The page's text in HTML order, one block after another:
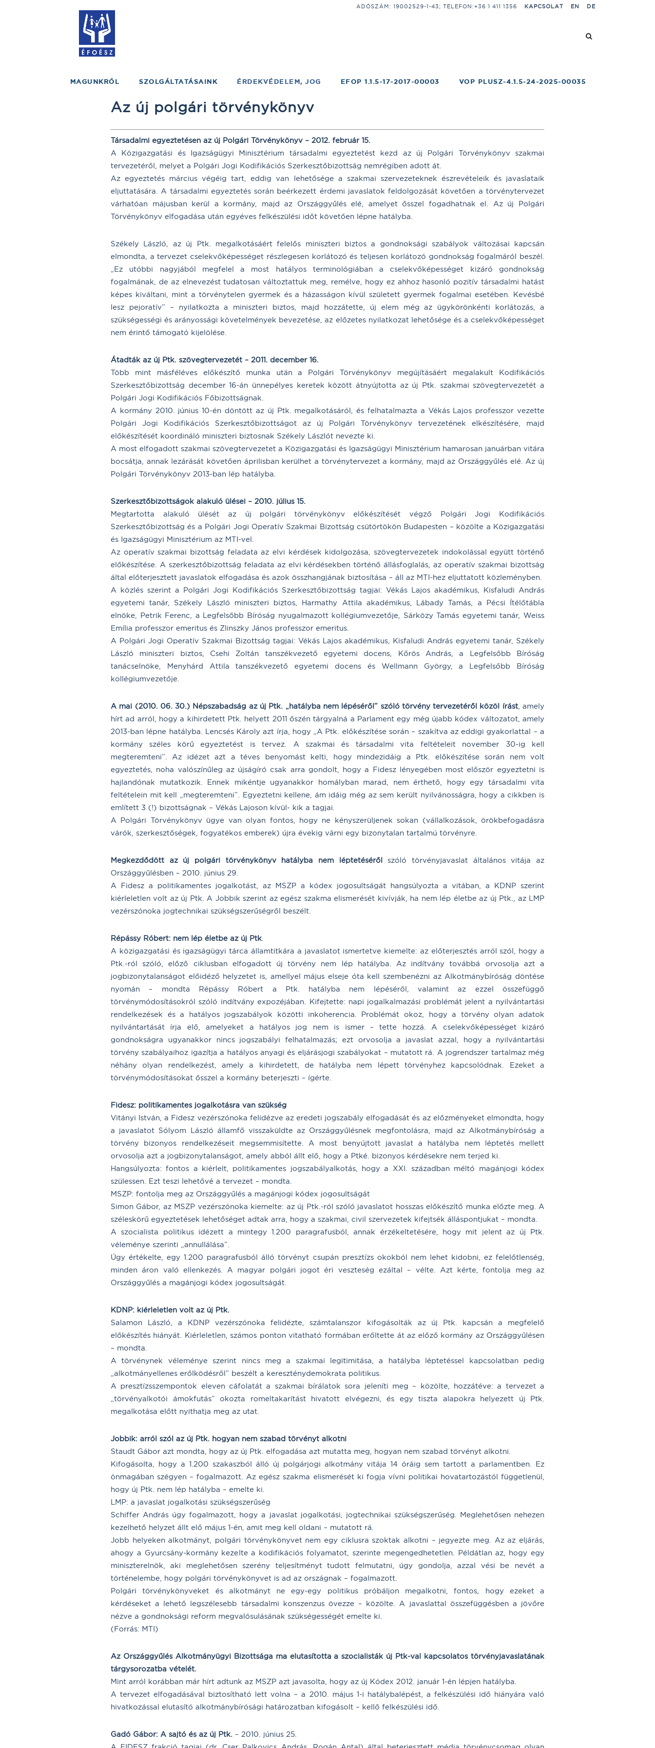
ADÓSZÁM: 19002529-1-43; TELEFON:+36 1 411 1356 KAPCSOLAT EN DE
MAGUNKRÓL SZOLGÁLTATÁSAINK ÉRDEKVÉDELEM, JOG EFOP 1.1.5-17-2017-00003 VOP PLUSZ-4.1.5-24-2025-00035
Az új polgári törvénykönyv
Társadalmi egyeztetésen az új Polgári Törvénykönyv – 2012. február 15.
A Közigazgatási és Igazságügyi Minisztérium társadalmi egyeztetést kezd az új Polgári Törvénykönyv szakmai
tervezetéről, melyet a Polgári Jogi Kodifikációs Szerkesztőbizottság nemrégiben adott át.
Az egyeztetés március végéig tart, eddig van lehetősége a szakmai szervezeteknek észrevételeik és javaslataik
eljuttatására. A társadalmi egyeztetés során beérkezett érdemi javaslatok feldolgozását követően a törvénytervezet
várhatóan májusban kerül a kormány, majd az Országgyűlés elé, amelyet ősszel fogadhatnak el. Az új Polgári
Törvénykönyv elfogadása után egyéves felkészülési időt követően lépne hatályba.
Székely László, az új Ptk. megalkotásáért felelős miniszteri biztos a gondnoksági szabályok változásai kapcsán
elmondta, a tervezet cselekvőképességet részlegesen korlátozó és teljesen korlátozó gondnokság fogalmáról beszél.
„Ez utóbbi nagyjából megfelel a most hatályos terminológiában a cselekvőképességet kizáró gondnokság
fogalmának, de az elnevezést tudatosan változtattuk meg, remélve, hogy ez ahhoz hasonló pozitív társadalmi hatást
képes kiváltani, mint a törvénytelen gyermek és a házasságon kívül született gyermek fogalmai esetében. Kevésbé
lesz pejoratív” – nyilatkozta a miniszteri biztos, majd hozzátette, új elem még az ügykörönkénti korlátozás, a
szükségességi és arányossági követelmények bevezetése, az előzetes nyilatkozat lehetősége és a cselekvőképességet
nem érintő támogató kijelölése.
Átadták az új Ptk. szövegtervezetét – 2011. december 16.
Több mint másféléves előkészítő munka után a Polgári Törvénykönyv megújításáért megalakult Kodifikációs
Szerkesztőbizottság december 16-án ünnepélyes keretek között átnyújtotta az új Ptk. szakmai szövegtervezetét a
Polgári Jogi Kodifikációs Főbizottságnak.
A kormány 2010. június 10-én döntött az új Ptk. megalkotásáról, és felhatalmazta a Vékás Lajos professzor vezette
Polgári Jogi Kodifikációs Szerkesztőbizottságot az új Polgári Törvénykönyv tervezetének elkészítésére, majd
előkészítését koordináló miniszteri biztosnak Székely Lászlót nevezte ki.
A most elfogadott szakmai szövegtervezetet a Közigazgatási és Igazságügyi Minisztérium hamarosan januárban vitára
bocsátja, annak lezárását követően áprilisban kerülhet a törvénytervezet a kormány, majd az Országgyűlés elé. Az új
Polgári Törvénykönyv 2013-ban lép hatályba.
Szerkesztőbizottságok alakuló ülései – 2010. július 15.
Megtartotta alakuló ülését az új polgári törvénykönyv előkészítését végző Polgári Jogi Kodifikációs
Szerkesztőbizottság és a Polgári Jogi Operatív Szakmai Bizottság csütörtökön Budapesten – közölte a Közigazgatási
és Igazságügyi Minisztérium az MTI-vel.
Az operatív szakmai bizottság feladata az elvi kérdések kidolgozása, szövegtervezetek indokolással együtt történő
előkészítése. A szerkesztőbizottság feladata az elvi kérdésekben történő állásfoglalás, az operatív szakmai bizottság
által előterjesztett javaslatok elfogadása és azok összhangjának biztosítása – áll az MTI-hez eljuttatott közleményben.
A közlés szerint a Polgári Jogi Kodifikációs Szerkesztőbizottság tagjai: Vékás Lajos akadémikus, Kisfaludi András
egyetemi tanár, Székely László miniszteri biztos, Harmathy Attila akadémikus, Lábady Tamás, a Pécsi Ítélőtábla
elnöke, Petrik Ferenc, a Legfelsőbb Bíróság nyugalmazott kollégiumvezetője, Sárközy Tamás egyetemi tanár, Weiss
Emília professzor emeritus és Zlinszky János professzor emeritus.
A Polgári Jogi Operatív Szakmai Bizottság tagjai: Vékás Lajos akadémikus, Kisfaludi András egyetemi tanár, Székely
László miniszteri biztos, Csehi Zoltán tanszékvezető egyetemi docens, Kőrös András, a Legfelsőbb Bíróság
tanácselnöke, Menyhárd Attila tanszékvezető egyetemi docens és Wellmann György, a Legfelsőbb Bíróság
kollégiumvezetője.
A mai (2010. 06. 30.) Népszabadság az új Ptk. „hatályba nem lépéséről” szóló törvény tervezetéről közöl írást, amely
hírt ad arról, hogy a kihirdetett Ptk. helyett 2011 őszén tárgyalná a Parlament egy még újabb kódex változatot, amely
2013-ban lépne hatályba. Lencsés Károly azt írja, hogy „A Ptk. előkészítése során – szakítva az eddigi gyakorlattal – a
kormány széles körű egyeztetést is tervez. A szakmai és társadalmi vita feltételeit november 30-ig kell
megteremteni”. Az idézet azt a téves benyomást kelti, hogy mindezidáig a Ptk. előkészítése során nem volt
egyeztetés, noha valószínűleg az újságíró csak arra gondolt, hogy a Fidesz lényegében most először egyeztetni is
hajlandónak mutatkozik. Ennek mikéntje ugyanakkor homályban marad, nem érthető, hogy egy társadalmi vita
feltételein mit kell „megteremteni”. Egyeztetni kellene, ám idáig még az sem került nyilvánosságra, hogy a cikkben is
említett 3 (!) bizottságnak – Vékás Lajoson kívül- kik a tagjai.
A Polgári Törvénykönyv ügye van olyan fontos, hogy ne kényszerüljenek sokan (vállalkozások, örökbefogadásra
várók, szerkesztőségek, fogyatékos emberek) újra évekig várni egy bizonytalan tartalmú törvényre.
Megkezdődött az új polgári törvénykönyv hatályba nem léptetésérőlszóló törvényjavaslat általános vitája az
Országgyűlésben – 2010. június 29.
A Fidesz a politikamentes jogalkotást, az MSZP a kódex jogosultságát hangsúlyozta a vitában, a KDNP szerint
kiérleletlen volt az új Ptk. A Jobbik szerint az egész szakma elismerését kivívják, ha nem lép életbe az új Ptk., az LMP
vezérszónoka jogtechnikai szükségszerűségről beszélt.
Répássy Róbert: nem lép életbe az új Ptk
A közigazgatási és igazságügyi tárca államtitkára a javaslatot ismertetve kiemelte: az előterjesztés arról szól, hogy a
Ptk.-ról szóló, előző ciklusban elfogadott új törvény nem lép hatályba. Az indítvány továbbá orvosolja azt a
jogbizonytalanságot előidéző helyzetet is, amellyel május elseje óta kell szembenézni az Alkotmánybíróság döntése
nyomán – mondta Répássy Róbert a Ptk. hatályba nem lépéséről, valamint az ezzel összefüggő
törvénymódosításokról szóló indítvány expozéjában. Kifejtette: napi jogalkalmazási problémát jelent a nyilvántartási
rendelkezések és a hatályos jogszabályok közötti inkoherencia. Problémát okoz, hogy a törvény olyan adatok
nyilvántartását írja elő, amelyeket a hatályos jog nem is ismer – tette hozzá. A cselekvőképességet kizáró
gondnokságra ugyanakkor nincs jogszabályi felhatalmazás; ezt orvosolja a javaslat azzal, hogy a nyilvántartási
törvény szabályaihoz igazítja a hatályos anyagi és eljárásjogi szabályokat – mutatott rá. A jogrendszer tartalmaz még
néhány olyan rendelkezést, amely a kihirdetett, de hatályba nem lépett törvényhez kapcsolódnak. Ezeket a
törvénymódosításokat ősszel a kormány beterjeszti – ígérte.
Fidesz: politikamentes jogalkotásra van szükség
Vitányi István, a Fidesz vezérszónoka felidézve az eredeti jogszabály elfogadását és az előzményeket elmondta, hogy
a javaslatot Sólyom László államfő visszaküldte az Országgyűlésnek megfontolásra, majd az Alkotmánybíróság a
törvény bizonyos rendelkezéseit megsemmisítette. A most benyújtott javaslat a hatályba nem léptetés mellett
orvosolja azt a jogbizonytalanságot, amely abból állt elő, hogy a Ptké. bizonyos kérdésekre nem terjed ki.
Hangsúlyozta: fontos a kiérlelt, politikamentes jogszabályalkotás, hogy a XXI. században méltó magánjogi kódex
szülessen. Ezt teszi lehetővé a tervezet – mondta.
MSZP: fontolja meg az Országgyűlés a magánjogi kódex jogosultságát
Simon Gábor, az MSZP vezérszónoka kiemelte: az új Ptk.-ról szóló javaslatot hosszas előkészítő munka előzte meg. A
széleskörű egyeztetések lehetőséget adtak arra, hogy a szakmai, civil szervezetek kifejtsék álláspontjukat – mondta.
A szocialista politikus idézett a mintegy 1.200 paragrafusból, annak érzékeltetésére, hogy mit jelent az új Ptk.
véleménye szerinti „annullálása”.
Úgy értékelte, egy 1.200 paragrafusból álló törvényt csupán presztízs okokból nem lehet kidobni, ez felelőtlenség,
minden áron való ellenkezés. A magyar polgári jogot éri veszteség ezáltal – vélte. Azt kérte, fontolja meg az
Országgyűlés a magánjogi kódex jogosultságát.
KDNP: kiérleletlen volt az új Ptk.
Salamon László, a KDNP vezérszónoka felidézte, számtalanszor kifogásolták az új Ptk. kapcsán a megfelelő
előkészítés hiányát. Kiérleletlen, számos ponton vitatható formában erőltette át az előző kormány az Országgyűlésen
– mondta.
A törvénynek véleménye szerint nincs meg a szakmai legitimitása, a hatályba léptetéssel kapcsolatban pedig
„alkotmányellenes erőlködésről” beszélt a kereszténydemokrata politikus.
A presztízsszempontok eleven cáfolatát a szakmai bírálatok sora jeleníti meg – közölte, hozzátéve: a tervezet a
„törvényalkotói ámokfutás” okozta romeltakarítást hivatott elvégezni, és egy tiszta alapokra helyezett új Ptk.
megalkotása előtt nyithatja meg az utat.
Jobbik: arról szól az új Ptk. hogyan nem szabad törvényt alkotni
Staudt Gábor azt mondta, hogy az új Ptk. elfogadása azt mutatta meg, hogyan nem szabad törvényt alkotni.
Kifogásolta, hogy a 1.200 szakaszból álló új polgárjogi alkotmány vitája 14 óráig sem tartott a parlamentben. Ez
önmagában szégyen – fogalmazott. Az egész szakma elismerését ki fogja vívni politikai hovatartozástól függetlenül,
hogy új Ptk. nem lép hatályba – emelte ki.
LMP: a javaslat jogalkotási szükségszerűség
Schiffer András úgy fogalmazott, hogy a javaslat jogalkotási, jogtechnikai szükségszerűség. Meglehetősen nehezen
kezelhető helyzet állt elő május 1-én, amit meg kell oldani – mutatott rá.
Jobb helyeken alkotmányt, polgári törvénykönyvet nem egy ciklusra szoktak alkotni – jegyezte meg. Az az eljárás,
ahogy a Gyurcsány-kormány kezelte a kodifikációs folyamatot, szerinte megengedhetetlen. Példátlan az, hogy egy
miniszterelnök, aki meglehetősen szerény teljesítményt tudott felmutatni, úgy gondolja, azzal vési be nevét a
történelembe, hogy polgári törvénykönyvet is ad az országnak – fogalmazott.
Polgári törvénykönyveket és alkotmányt ne egy-egy politikus próbáljon megalkotni, fontos, hogy ezeket a
kérdéseket a lehető legszélesebb társadalmi konszenzus övezze – közölte. A javaslattal összefüggésben a jövőre
nézve a gondnoksági reform megvalósulásának szükségességét emelte ki.
(Forrás: MTI)
Az Országgyűlés Alkotmányügyi Bizottsága ma elutasította a szocialisták új Ptk-val kapcsolatos törvényjavaslatának
tárgysorozatba vételét.
Mint arról korábban már hírt adtunk az MSZP azt javasolta, hogy az új Kódex 2012. január 1-én lépjen hatályba.
A tervezet elfogadásával biztosítható lett volna – a 2010. május 1-i hatálybalépést, a felkészülési idő hiányára való
hivatkozással elutasító alkotmánybírósági határozatban kifogásolt – kellő felkészülési idő.
Gadó Gábor: A sajtó és az új Ptk. – 2010. június 25.